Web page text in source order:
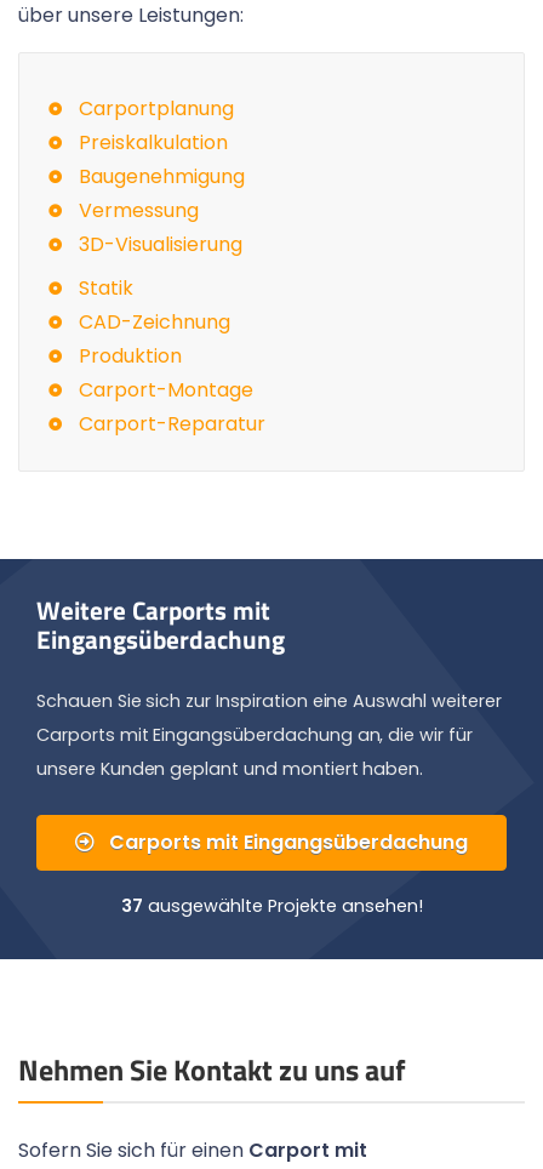
über unsere Leistungen:
Carportplanung
Preiskalkulation
Baugenehmigung
Vermessung
3D-Visualisierung
Statik
CAD-Zeichnung
Produktion
Carport-Montage
Carport-Reparatur
Weitere Carports mit
Eingangsüberdachung
Schauen Sie sich zur Inspiration eine Auswahl weiterer
Carports mit Eingangsüberdachung an, die wir für
unsere Kunden geplant und montiert haben.
Carports mit Eingangsüberdachung
37 ausgewählte Projekte ansehen!
Nehmen Sie Kontakt zu uns auf
Sofern Sie sich für einen Carport mit